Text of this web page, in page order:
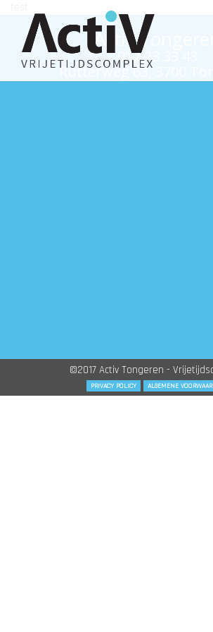
Activ Tongeren
012 23 33 43
Rutterweg 63, 3700
©2017 Activ Tongeren -
PRIVACY POLICY ALGEMENE